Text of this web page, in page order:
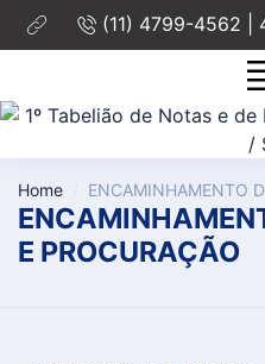
(11) 4799-4562 |
Home ENCAMINHAMENTO
E PROCURAÇÃO